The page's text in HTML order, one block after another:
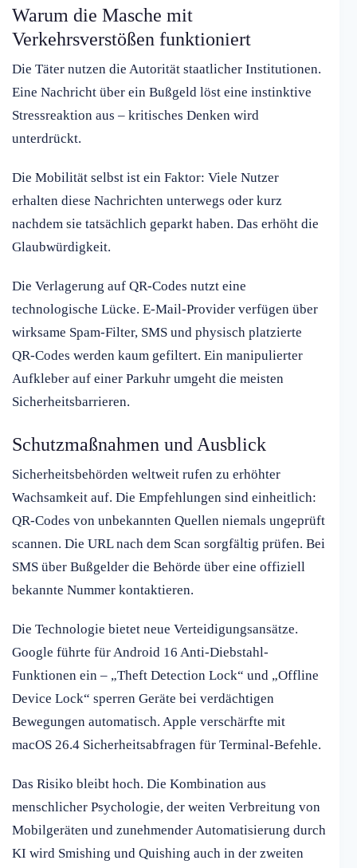
Warum die Masche mit
Verkehrsverstößen funktioniert
Die Täter nutzen die Autorität staatlicher Institutionen.
Eine Nachricht über ein Bußgeld löst eine instinktive
Stressreaktion aus – kritisches Denken wird
unterdrückt.
Die Mobilität selbst ist ein Faktor: Viele Nutzer
erhalten diese Nachrichten unterwegs oder kurz
nachdem sie tatsächlich geparkt haben. Das erhöht die
Glaubwürdigkeit.
Die Verlagerung auf QR-Codes nutzt eine
technologische Lücke. E-Mail-Provider verfügen über
wirksame Spam-Filter, SMS und physisch platzierte
QR-Codes werden kaum gefiltert. Ein manipulierter
Aufkleber auf einer Parkuhr umgeht die meisten
Sicherheitsbarrieren.
Schutzmaßnahmen und Ausblick
Sicherheitsbehörden weltweit rufen zu erhöhter
Wachsamkeit auf. Die Empfehlungen sind einheitlich:
QR-Codes von unbekannten Quellen niemals ungeprüft
scannen. Die URL nach dem Scan sorgfältig prüfen. Bei
SMS über Bußgelder die Behörde über eine offiziell
bekannte Nummer kontaktieren.
Die Technologie bietet neue Verteidigungsansätze.
Google führte für Android 16 Anti-Diebstahl-
Funktionen ein – „Theft Detection Lock“ und „Offline
Device Lock“ sperren Geräte bei verdächtigen
Bewegungen automatisch. Apple verschärfte mit
macOS 26.4 Sicherheitsabfragen für Terminal-Befehle.
Das Risiko bleibt hoch. Die Kombination aus
menschlicher Psychologie, der weiten Verbreitung von
Mobilgeräten und zunehmender Automatisierung durch
KI wird Smishing und Quishing auch in der zweiten